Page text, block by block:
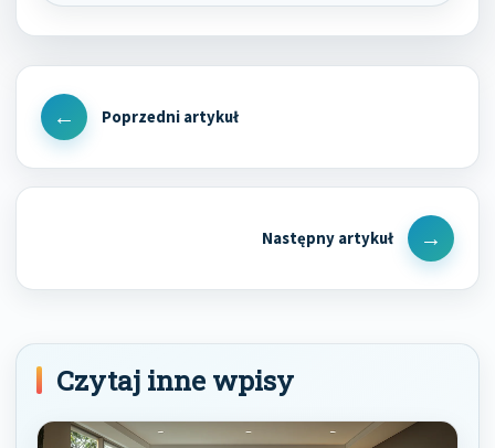
Nawigacja
wpisu
Previous
Next
Post
Czytaj inne wpisy